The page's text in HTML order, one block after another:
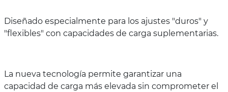
Diseñado especialmente para los ajustes "duros" y
"flexibles" con capacidades de carga suplementarias.
La nueva tecnología permite garantizar una
capacidad de carga más elevada sin comprometer el